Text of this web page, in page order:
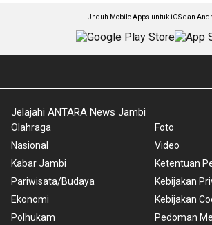
Unduh Mobile Apps untuk iOS dan
Jelajahi ANTARA News Jambi
Olahraga
Nasional
Kabar Jambi
Pariwisata/Budaya
Ekonomi
Polhukam
Foto
Video
Ketentuan
Kebijakan
Kebijakan
Pedoman